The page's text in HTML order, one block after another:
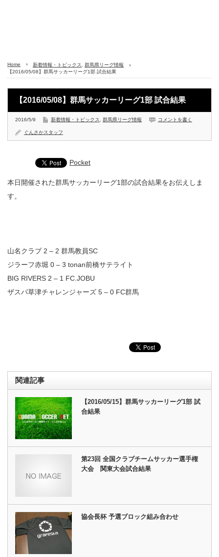
Home 新着情報・トピックス
群馬県リーグ情報
【2016/05/08】群馬サッカーリーグ1部 試合結果
【2016/05/08】群馬サッカーリーグ1部 試合結果
2016/5/9 新着情報・トピックス 群馬県リーグ情報 コメントを書く
ぐんさかスタッフ
Pocket
本日開催された群馬サッカーリーグ1部の試合結果をお伝えしま
す。
山名クラブ 2 – 2 群馬教員SC
ジラーフ赤堀 0 – 3 tonan前橋サテライト
BIG RIVERS 2 – 1 FC.JOBU
ザスパ草津チャレンジャーズ 5 – 0 FC群馬
関連記事
【2016/05/15】群馬サッカーリーグ1部 試
合結果
第23回 全国クラブチームサッカー選手権
大会 関東大会試合結果
協会長杯 予選ブロック組み合わせ